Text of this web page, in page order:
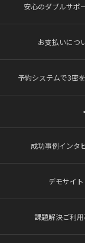
安心のダブルサポ
お支払いにつ
予約システムで3密
成功事例インタ
デモサイト
課題解決ご利